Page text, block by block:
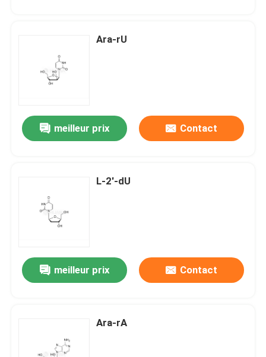
Produits
Ara-rU
meilleur prix Contact
L-2'-dU
meilleur prix Contact
Ara-rA